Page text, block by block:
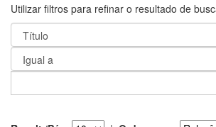
Utilizar filtros para refinar o resultado de